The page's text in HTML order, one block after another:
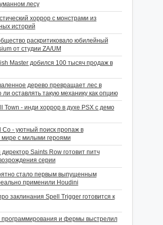
лесу
хоррор с монстрами из
историй
раскритиковало юбилейный
от студии ZA/UM
Master добился 100 тысяч продаж в
дерево превращает лес в
оставлять такую механику как опцию
Town - инди хоррор в духе PSX с демо
Co - уютный поиск пропаж в
с милыми героями
Saints Row готовит питч
серии
стало первым выпущенным
применили Houdini
заклинания Spell Trigger готовится к
программирования и фермы выстрелил